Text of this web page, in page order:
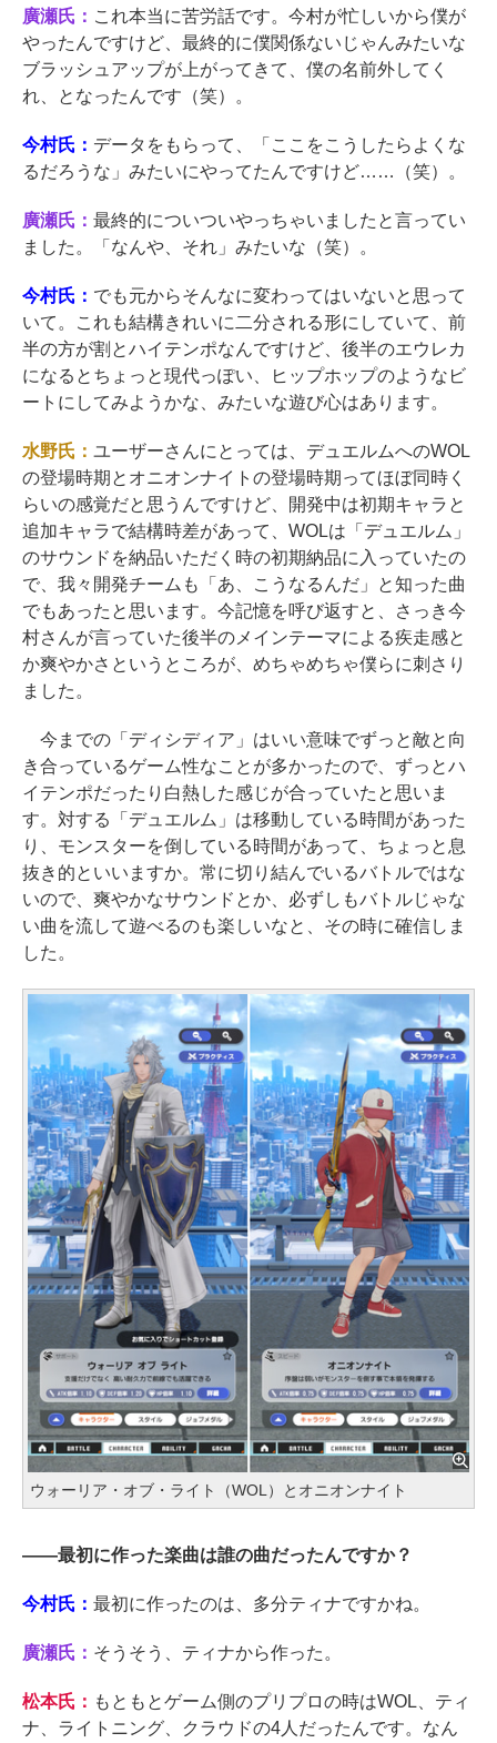
廣瀬氏： これ本当に苦労話です。今村が忙しいから僕が
やったんですけど、最終的に僕関係ないじゃんみたいな
ブラッシュアップが上がってきて、僕の名前外してく
れ、となったんです（笑）。
今村氏： データをもらって、「ここをこうしたらよくな
るだろうな」みたいにやってたんですけど……（笑）。
廣瀬氏： 最終的についついやっちゃいましたと言ってい
ました。「なんや、それ」みたいな（笑）。
今村氏： でも元からそんなに変わってはいないと思って
いて。これも結構きれいに二分される形にしていて、前
半の方が割とハイテンポなんですけど、後半のエウレカ
になるとちょっと現代っぽい、ヒップホップのようなビ
ートにしてみようかな、みたいな遊び心はあります。
水野氏： ユーザーさんにとっては、デュエルムへのWOL
の登場時期とオニオンナイトの登場時期ってほぼ同時く
らいの感覚だと思うんですけど、開発中は初期キャラと
追加キャラで結構時差があって、WOLは「デュエルム」
のサウンドを納品いただく時の初期納品に入っていたの
で、我々開発チームも「あ、こうなるんだ」と知った曲
でもあったと思います。今記憶を呼び返すと、さっき今
村さんが言っていた後半のメインテーマによる疾走感と
か爽やかさというところが、めちゃめちゃ僕らに刺さり
ました。
今までの「ディシディア」はいい意味でずっと敵と向
き合っているゲーム性なことが多かったので、ずっとハ
イテンポだったり白熱した感じが合っていたと思いま
す。対する「デュエルム」は移動している時間があった
り、モンスターを倒している時間があって、ちょっと息
抜き的といいますか。常に切り結んでいるバトルではな
いので、爽やかなサウンドとか、必ずしもバトルじゃな
い曲を流して遊べるのも楽しいなと、その時に確信しま
した。
ウォーリア・オブ・ライト（WOL）とオニオンナイト
――最初に作った楽曲は誰の曲だったんですか？
今村氏： 最初に作ったのは、多分ティナですかね。
廣瀬氏： そうそう、ティナから作った。
松本氏： もともとゲーム側のプリプロの時はWOL、ティ
ナ、ライトニング、クラウドの4人だったんです。なん